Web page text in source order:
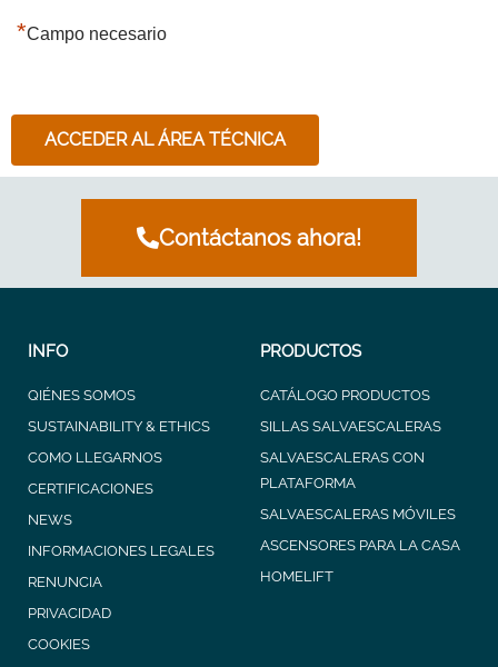
*Campo necesario
ACCEDER AL ÁREA TÉCNICA
Contáctanos ahora!
INFO
QIÉNES SOMOS
SUSTAINABILITY & ETHICS
COMO LLEGARNOS
CERTIFICACIONES
NEWS
INFORMACIONES LEGALES
RENUNCIA
PRIVACIDAD
COOKIES
PRODUCTOS
CATÁLOGO PRODUCTOS
SILLAS SALVAESCALERAS
SALVAESCALERAS CON
PLATAFORMA
SALVAESCALERAS MÓVILES
ASCENSORES PARA LA CASA
HOMELIFT